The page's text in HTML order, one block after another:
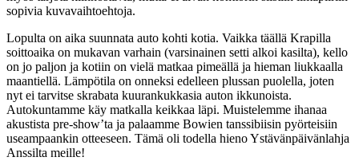
sopivia kuvavaihtoehtoja.
Lopulta on aika suunnata auto kohti kotia. Vaikka täällä Krapilla
soittoaika on mukavan varhain (varsinainen setti alkoi kasilta), kello
on jo paljon ja kotiin on vielä matkaa pimeällä ja hieman liukkaalla
maantiellä. Lämpötila on onneksi edelleen plussan puolella, joten
nyt ei tarvitse skrabata kuurankukkasia auton ikkunoista.
Autokuntamme käy matkalla keikkaa läpi. Muistelemme ihanaa
akustista pre-show’ta ja palaamme Bowien tanssibiisin pyörteisiin
useampaankin otteeseen. Tämä oli todella hieno Ystävänpäivänlahja
Anssilta meille!